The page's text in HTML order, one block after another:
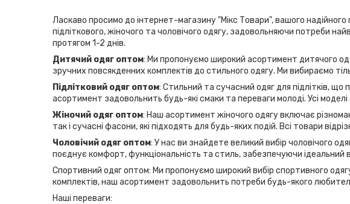
Ласкаво просимо до інтернет-магазину "Мікс Товари", вашого
підліткового, жіночого та чоловічого одягу, задовольняючи потреби
протягом 1-2 днів.
Дитячий одяг оптом: Ми пропонуємо широкий асортимент дитячого
зручних повсякденних комплектів до стильного одягу. Ми вибираємо
Підлітковий одяг оптом: Стильний та сучасний одяг для підлітків,
асортимент задовольнить будь-які смаки та переваги молоді. Усі
Жіночий одяг оптом: Наш асортимент жіночого одягу включає
так і сучасні фасони, які підходять для будь-яких подій. Всі товари
Чоловічий одяг оптом: У нас ви знайдете великий вибір чоловічого
поєднує комфорт, функціональність та стиль, забезпечуючи ідеальний
Спортивний одяг оптом: Ми пропонуємо широкий вибір спортивного
комплектів, наш асортимент задовольнить потреби будь-якого
Наші переваги: